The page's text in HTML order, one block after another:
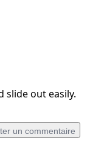
slide out easily.
un commentaire